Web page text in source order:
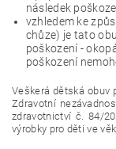
následek
vzhledem ke
chůze) je tato
poškození -
poškození
Veškerá dětská obuv
Zdravotní
zdravotnictví č. 84/
výrobky pro děti ve